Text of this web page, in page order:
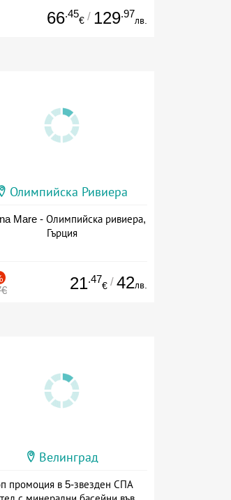
66.45
€ / 129.97
лв.
Олимпийска Ривиера
Mare - Олимпийска ривиера,
Гърция
21.47
€ / 42лв.
Велинград
промоция в 5-звезден СПА